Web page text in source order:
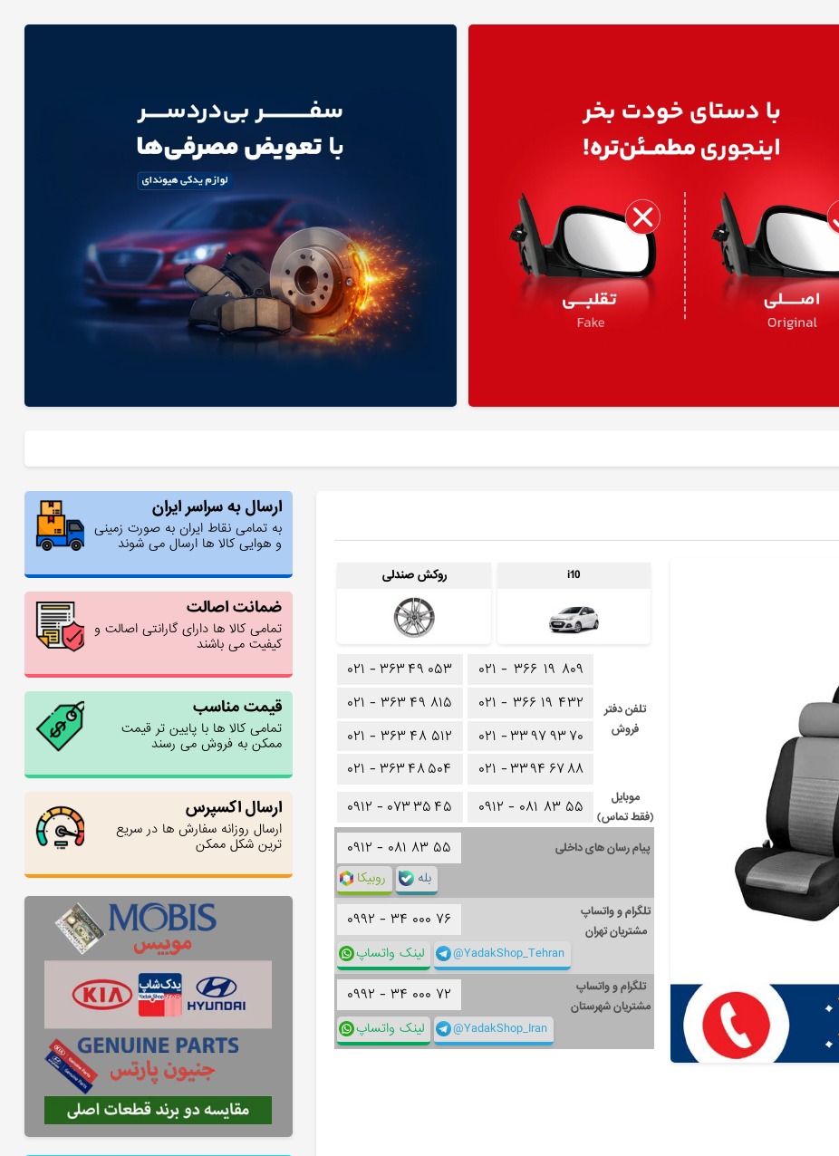
ارسال به سراسر ایران
به تمامی نقاط ایران به صورت زمینی
و هوایی کالا ها ارسال می شوند
ضمانت اصالت
تمامی کالا ها دارای گارانتی اصالت و
کیفیت می باشند
قیمت مناسب
تمامی کالا ها با پایین تر قیمت
ممکن به فروش می رسند
ارسال اکسپرس
ارسال روزانه سفارش ها در سریع
ترین شکل ممکن
i10 روکش صندلی
تلفن دفتر
فروش
۰۲۱ - ۳۶۶ ۱۹ ۸۰۹
۰۲۱ - ۳۶۶ ۱۹ ۴۳۲
۰۲۱ -۳۳۹۷۹۳۷۰
۰۲۱ -۳۳۹۴ ۶۷۸۸
۰۲۱ - ۳۶۳۴۹ ۰۵۳
۰۲۱ - ۳۶۳ ۴۹ ۸۱۵
۰۲۱ - ۳۶۳ ۴۸ ۵۱۲
۰۲۱ - ۳۶۳۴۸۵۰۴
موبایل
(فقط تماس)
۰۹۱۲ - ۰۸۱ ۸۳ ۵۵ ۰۹۱۲ - ۰۷۳۳۵ ۴۵
پیام رسان های داخلی ۰۹۱۲ - ۰۸۱ ۸۳ ۵۵
روبیکا بله
تلگرام و واتساپ
مشتریان تهران
۰۹۹۲ - ۳۴ ۰۰۰ ۷۶
لینک واتساپ @YadakShop_Tehran
تلگرام و واتساپ
مشتریان شهرستان
۰۹۹۲ - ۳۴ ۰۰۰ ۷۲
لینک واتساپ @YadakShop_Iran